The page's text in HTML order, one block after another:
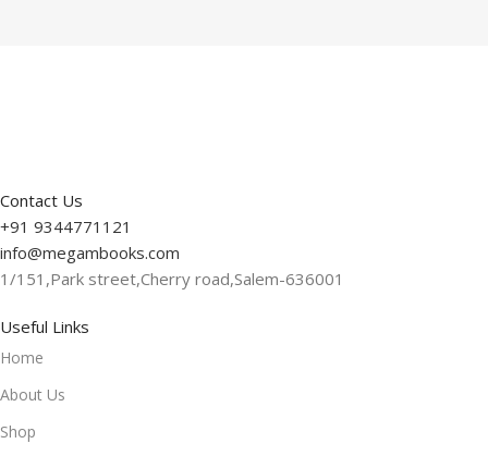
Contact Us
+91 9344771121
info@megambooks.com
1/151,Park street,Cherry road,Salem-636001
Useful Links
Home
About Us
Shop